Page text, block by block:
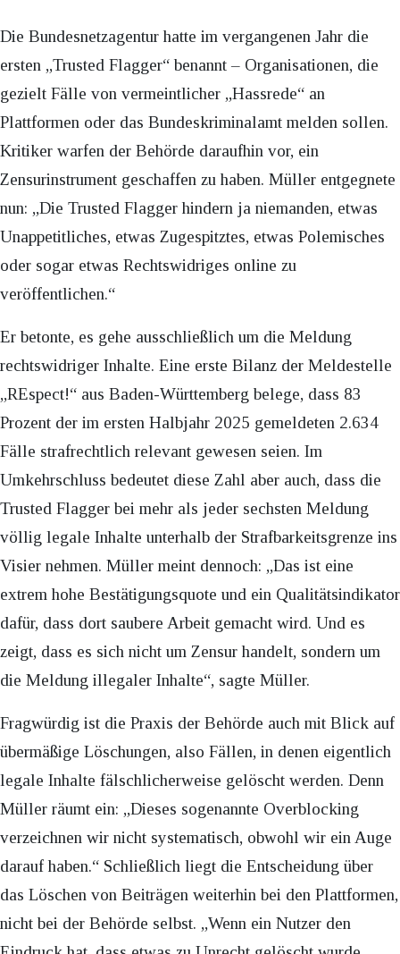
Die Bundesnetzagentur hatte im vergangenen Jahr die
ersten „Trusted Flagger“ benannt – Organisationen, die
gezielt Fälle von vermeintlicher „Hassrede“ an
Plattformen oder das Bundeskriminalamt melden sollen.
Kritiker warfen der Behörde daraufhin vor, ein
Zensurinstrument geschaffen zu haben. Müller entgegnete
nun: „Die Trusted Flagger hindern ja niemanden, etwas
Unappetitliches, etwas Zugespitztes, etwas Polemisches
oder sogar etwas Rechtswidriges online zu
veröffentlichen.“
Er betonte, es gehe ausschließlich um die Meldung
rechtswidriger Inhalte. Eine erste Bilanz der Meldestelle
„REspect!“ aus Baden-Württemberg belege, dass 83
Prozent der im ersten Halbjahr 2025 gemeldeten 2.634
Fälle strafrechtlich relevant gewesen seien. Im
Umkehrschluss bedeutet diese Zahl aber auch, dass die
Trusted Flagger bei mehr als jeder sechsten Meldung
völlig legale Inhalte unterhalb der Strafbarkeitsgrenze ins
Visier nehmen. Müller meint dennoch: „Das ist eine
extrem hohe Bestätigungsquote und ein Qualitätsindikator
dafür, dass dort saubere Arbeit gemacht wird. Und es
zeigt, dass es sich nicht um Zensur handelt, sondern um
die Meldung illegaler Inhalte“, sagte Müller.
Fragwürdig ist die Praxis der Behörde auch mit Blick auf
übermäßige Löschungen, also Fällen, in denen eigentlich
legale Inhalte fälschlicherweise gelöscht werden. Denn
Müller räumt ein: „Dieses sogenannte Overblocking
verzeichnen wir nicht systematisch, obwohl wir ein Auge
darauf haben.“ Schließlich liegt die Entscheidung über
das Löschen von Beiträgen weiterhin bei den Plattformen,
nicht bei der Behörde selbst. „Wenn ein Nutzer den